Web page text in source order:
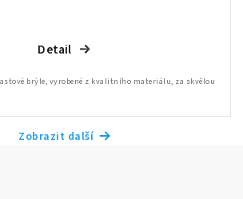
Detail
brýle, vyrobené z kvalitního materiálu, za skvělou
Zobrazit další